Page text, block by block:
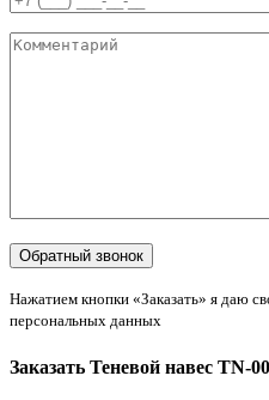
Нажатием кнопки «Заказать» я даю
персональных данных
Заказать Теневой навес TN-